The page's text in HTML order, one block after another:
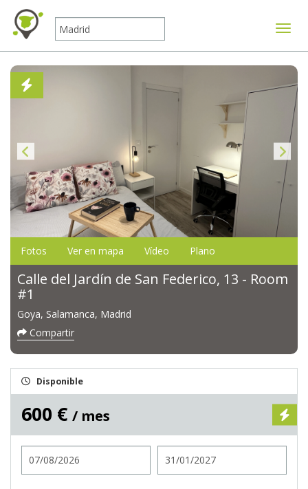
Fotos Ver en mapa Vídeo Plano
Calle del Jardín de San Federico, 13 - Room
#1
Goya, Salamanca, Madrid
Compartir
Disponible
600 € / mes